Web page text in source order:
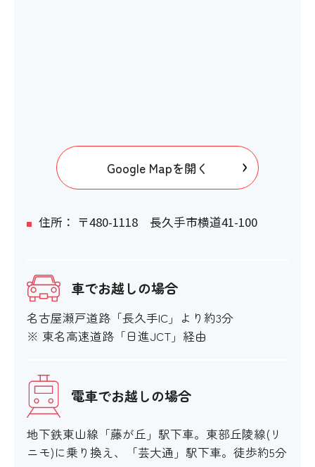
Google Mapを開く
住所： 〒480-1118 長久手市横道41-100
車でお越しの場合
名古屋瀬戸道路「長久手IC」より約3分
※ 東名高速道路「日進JCT」経由
電車でお越しの場合
地下鉄東山線「藤が丘」駅下車。東部丘陵線(リ
ニモ)に乗り換え、「芸大通」駅下車。徒歩約5分